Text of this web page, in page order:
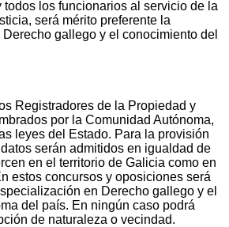
los funcionarios al servicio de la
será mérito preferente la
gallego y el conocimiento del
Registradores de la Propiedad y
por la Comunidad Autónoma,
leyes del Estado. Para la provisión
serán admitidos en igualdad de
en el territorio de Galicia como en
estos concursos y oposiciones será
en Derecho gallego y el
del país. En ningún caso podrá
de naturaleza o vecindad.